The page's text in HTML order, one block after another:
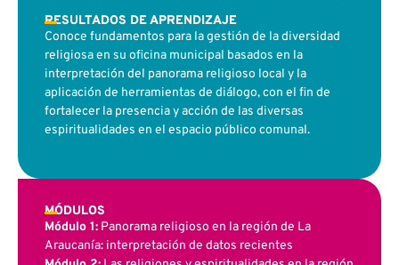
RESULTADOS DE APRENDIZAJE
Conoce fundamentos para la gestión de la diversidad
religiosa en su oficina municipal basados en la
interpretación del panorama religioso local y la
aplicación de herramientas de diálogo, con el fin de
fortalecer la presencia y acción de las diversas
espiritualidades en el espacio público comunal.
MÓDULOS
Módulo 1: Panorama religioso en la región de La
Araucanía: interpretación de datos recientes